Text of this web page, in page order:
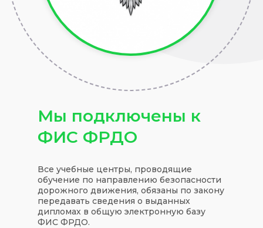
Все учебные центры, проводящие
обучение по направлению безопасности
дорожного движения, обязаны по закону
передавать сведения о выданных
дипломах в общую электронную базу
ФИС ФРДО.
Мы подключены к
ФИС ФРДО